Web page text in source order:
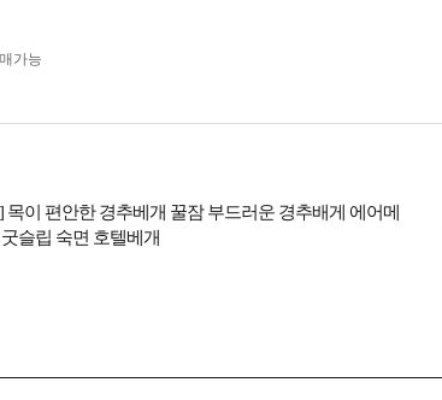
가능
목이 편안한 경추베개 꿀잠 부드러운 경추배게 에어메
슬립 숙면 호텔베개